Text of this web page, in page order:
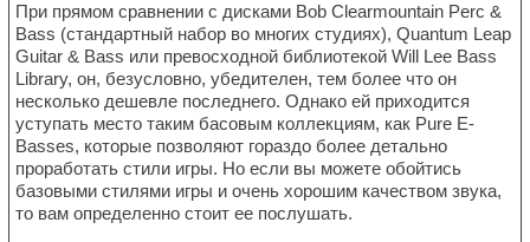
При прямом сравнении с дисками Bob Clearmountain Perc &
Bass (стандартный набор во многих студиях), Quantum Leap
Guitar & Bass или превосходной библиотекой Will Lee Bass
Library, он, безусловно, убедителен, тем более что он
несколько дешевле последнего. Однако ей приходится
уступать место таким басовым коллекциям, как Pure E-
Basses, которые позволяют гораздо более детально
проработать стили игры. Но если вы можете обойтись
базовыми стилями игры и очень хорошим качеством звука,
то вам определенно стоит ее послушать.